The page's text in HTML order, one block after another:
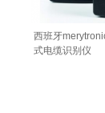
西班牙
式电缆识别仪